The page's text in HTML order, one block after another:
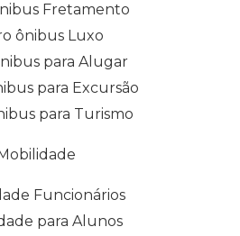
Fretamento
ônibus Luxo
para Alugar
para Excursão
para Turismo
Funcionários
para Alunos